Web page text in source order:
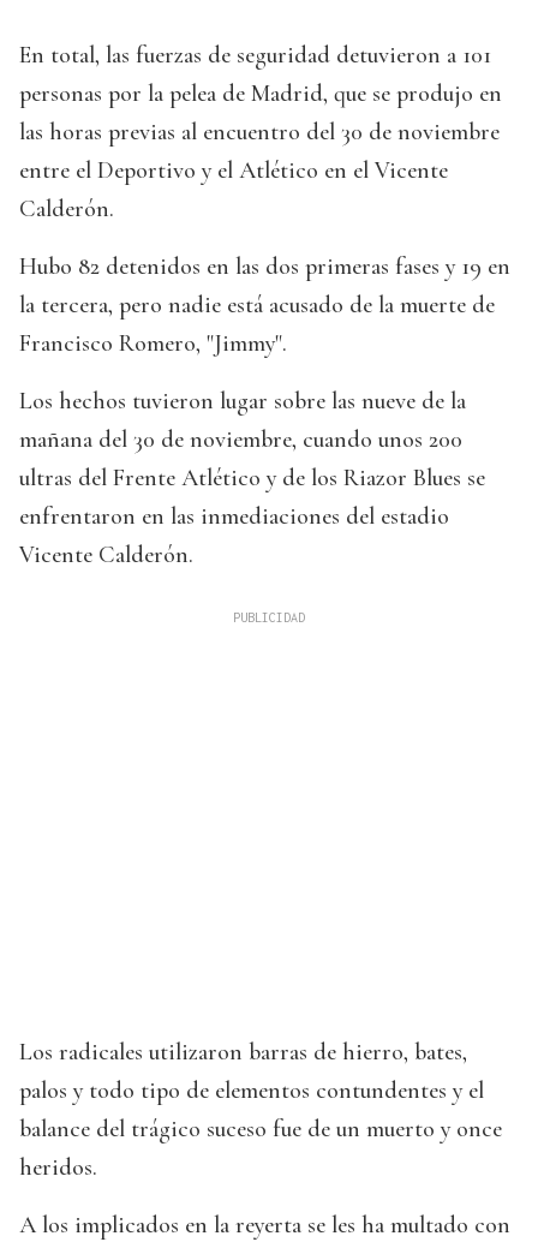
En total, las fuerzas de seguridad detuvieron a 101
personas por la pelea de Madrid, que se produjo en
las horas previas al encuentro del 30 de noviembre
entre el Deportivo y el Atlético en el Vicente
Calderón.
Hubo 82 detenidos en las dos primeras fases y 19 en
la tercera, pero nadie está acusado de la muerte de
Francisco Romero, "Jimmy".
Los hechos tuvieron lugar sobre las nueve de la
mañana del 30 de noviembre, cuando unos 200
ultras del Frente Atlético y de los Riazor Blues se
enfrentaron en las inmediaciones del estadio
Vicente Calderón.
Los radicales utilizaron barras de hierro, bates,
palos y todo tipo de elementos contundentes y el
balance del trágico suceso fue de un muerto y once
heridos.
A los implicados en la reyerta se les ha multado con